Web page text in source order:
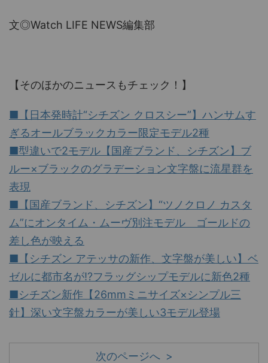
文◎Watch LIFE NEWS編集部
【そのほかのニュースもチェック！】
■【日本発時計“シチズン クロスシー”】ハンサムす
ぎるオールブラックカラー限定モデル2種
■型違いで2モデル【国産ブランド、シチズン】ブ
ルー×ブラックのグラデーション文字盤に流星群を
表現
■【国産ブランド、シチズン】“ツノクロノ カスタ
ム”にオンタイム・ムーヴ別注モデル ゴールドの
差し色が映える
■【シチズン アテッサの新作、文字盤が美しい】ベ
ゼルに都市名が!?フラッグシップモデルに新色2種
■シチズン新作【26mmミニサイズ×シンプル三
針】深い文字盤カラーが美しい3モデル登場
次のページへ >